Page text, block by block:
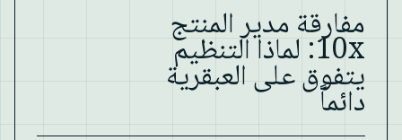
مفارقة مدير المنتج
10x: لماذا التنظيم
يتفوق على العبقرية
دائماً